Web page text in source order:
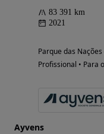
83 391 km
2021
Parque das Nações
Profissional • Para
Ayvens